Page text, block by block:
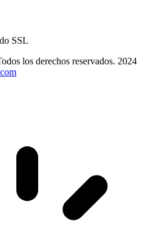
SSL
los derechos reservados. 2024